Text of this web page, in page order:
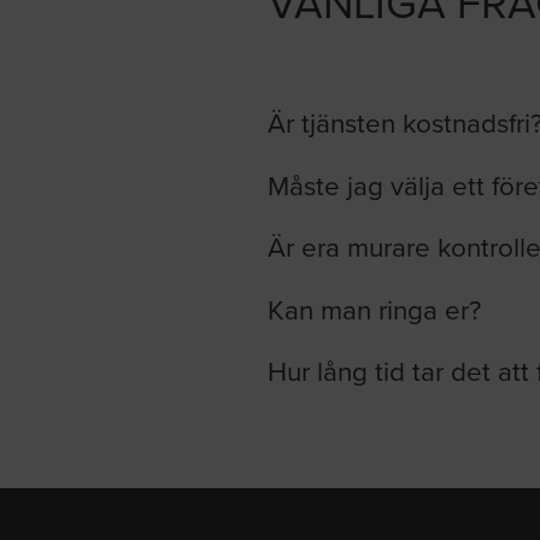
Är tjänsten
Måste jag välja ett
Är era murare
Kan man ringa er?
Hur lång tid tar det att